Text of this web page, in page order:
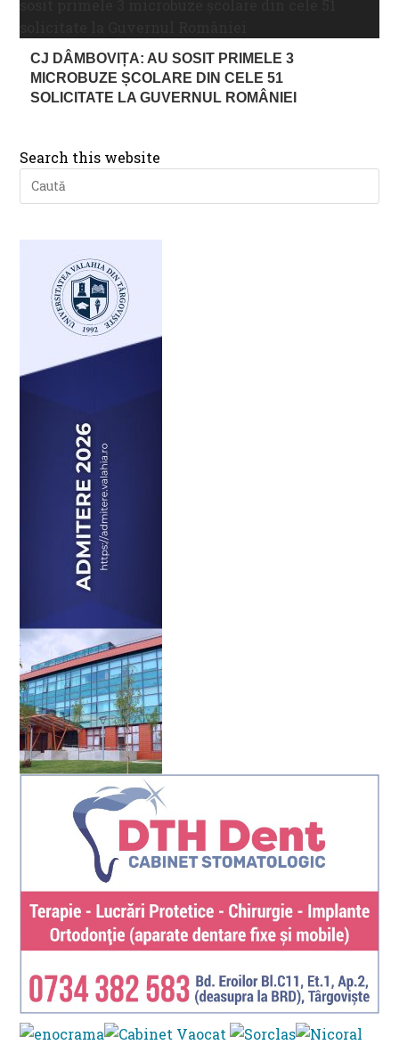
CJ DÂMBOVIȚA: AU SOSIT PRIMELE 3
MICROBUZE ȘCOLARE DIN CELE 51
SOLICITATE LA GUVERNUL ROMÂNIEI
Search this website